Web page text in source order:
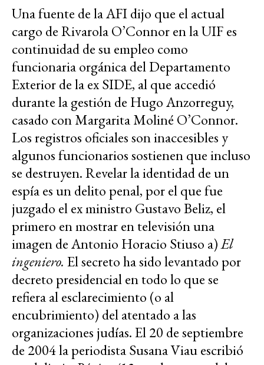
Una fuente de la AFI dijo que el actual
cargo de Rivarola O’Connor en la UIF es
continuidad de su empleo como
funcionaria orgánica del Departamento
Exterior de la ex SIDE, al que accedió
durante la gestión de Hugo Anzorreguy,
casado con Margarita Moliné O’Connor.
Los registros oficiales son inaccesibles y
algunos funcionarios sostienen que incluso
se destruyen. Revelar la identidad de un
espía es un delito penal, por el que fue
juzgado el ex ministro Gustavo Beliz, el
primero en mostrar en televisión una
imagen de Antonio Horacio Stiuso a)El
ingeniero. El secreto ha sido levantado por
decreto presidencial en todo lo que se
refiera al esclarecimiento (o al
encubrimiento) del atentado a las
organizaciones judías. El 20 de septiembre
de 2004 la periodista Susana Viau escribió